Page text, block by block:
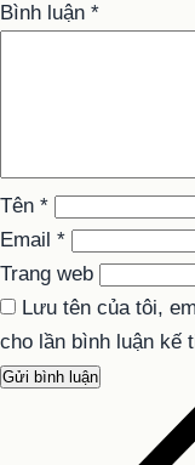
Bình luận *
Tên *
Email *
Trang web
Lưu tên của tôi,
cho lần bình luận kế